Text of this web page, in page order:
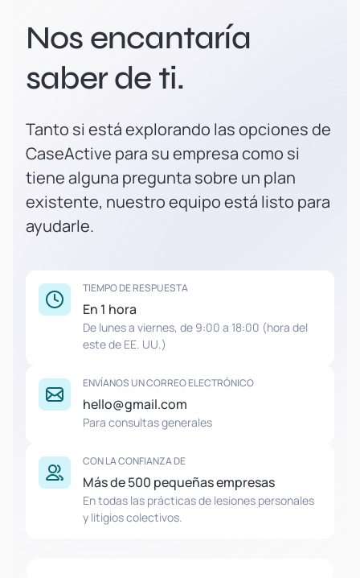
Nos encantaría
saber de ti.
Tanto si está explorando las opciones de
CaseActive para su empresa como si
tiene alguna pregunta sobre un plan
existente, nuestro equipo está listo para
ayudarle.
TIEMPO DE RESPUESTA
En 1 hora
De lunes a viernes, de 9:00 a 18:00 (hora del
este de EE. UU.)
ENVÍANOS UN CORREO ELECTRÓNICO
hello@gmail.com
Para consultas generales
CON LA CONFIANZA DE
Más de 500 pequeñas empresas
En todas las prácticas de lesiones personales
y litigios colectivos.